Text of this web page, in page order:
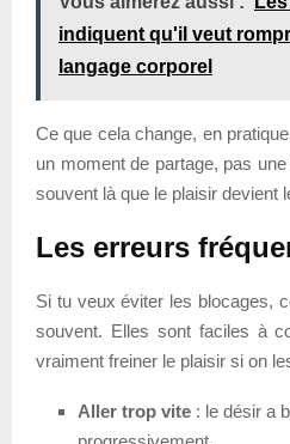
indiquent qu'il veut
langage corporel
Ce que cela change, en
un moment de partage, pas
souvent là que le plaisir devient
Les erreurs
Si tu veux éviter les blocages,
souvent. Elles sont faciles à
vraiment freiner le plaisir si on
Aller trop vite : le désir a